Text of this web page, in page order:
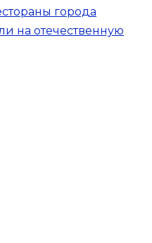
города
на отечественную